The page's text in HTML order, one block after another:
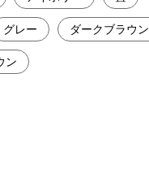
グレー ダークブラウン
ン